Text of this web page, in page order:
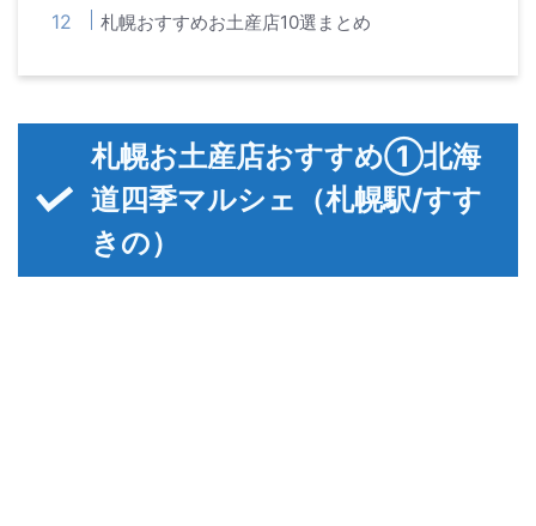
札幌おすすめお土産店10選まとめ
札幌お土産店おすすめ①北海
道四季マルシェ（札幌駅/すす
きの）